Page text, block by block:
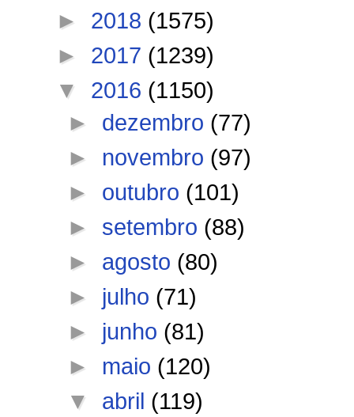
► 2018 (1575)
► 2017 (1239)
▼ 2016 (1150)
► dezembro (77)
► novembro (97)
► outubro (101)
► setembro (88)
► agosto (80)
► julho (71)
► junho (81)
► maio (120)
▼ abril (119)